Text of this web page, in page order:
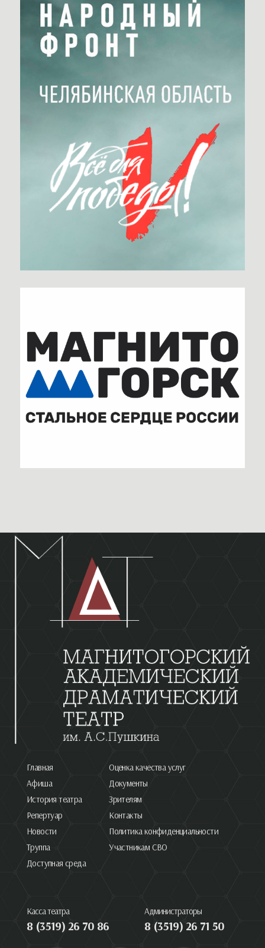
Главная
Афиша
История театра
Репертуар
Новости
Труппа
Доступная среда
Оценка качества услуг
Документы
Зрителям
Контакты
Политика конфиденциальности
Участникам СВО
Касса театра
8 (3519) 26 70 86
Администраторы
8 (3519) 26 71 50